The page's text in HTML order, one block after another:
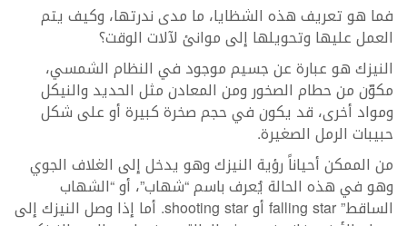
فما هو تعريف هذه الشظايا، ما مدى ندرتها، وكيف يتم
العمل عليها وتحويلها إلى موانئ لآلات الوقت؟
النيزك هو عبارة عن جسيم موجود في النظام الشمسي،
مكوّن من حطام الصخور ومن المعادن مثل الحديد والنيكل
ومواد أخرى، قد يكون في حجم صخرة كبيرة أو على شكل
حبيبات الرمل الصغيرة.
من الممكن أحياناً رؤية النيزك وهو يدخل إلى الغلاف الجوي
وهو في هذه الحالة يُعرف باسم “شهاب”، أو “الشهاب
الساقط” falling star أو shooting star. أما إذا وصل النيزك إلى